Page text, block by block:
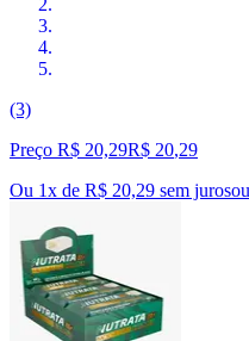
(3)
Preço R$ 20,29R$ 20,29
Ou 1x de R$ 20,29 sem jurosou